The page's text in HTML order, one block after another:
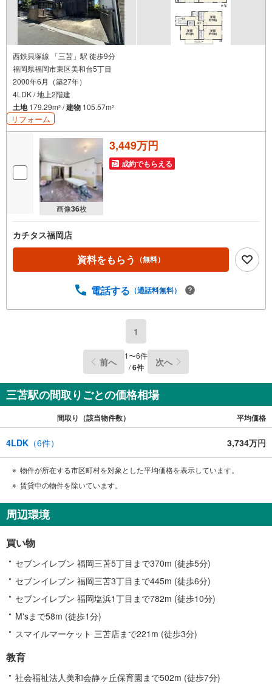
西鉄貝塚線 「三苫」駅 徒歩9分
福岡県福岡市東区美和台5丁目
2000年6月（築27年）
4LDK / 地上2階建
土地179.29m2 /建物 105.57m2
リフォーム
画像36枚
3,449万円
成約でもらえる
カチタス福岡店
資料をもらう （無料）
電話する （通話料無料）
1
前へ 1〜6件
/6件 次へ
三苫駅の間取りごとの価格相場
間取り（該当物件数） 平均価格
4LDK （6件） 3,734万円
物件が所在する市区町村を対象とした平均価格を表示しています。
賃貸中の物件を除いています。
周辺環境
買い物
セブンイレブン 福岡三苫5丁目まで370m (徒歩5分)
セブンイレブン 福岡三苫3丁目まで445m (徒歩6分)
セブンイレブン 福岡塩浜1丁目まで782m (徒歩10分)
M'sまで58m (徒歩1分)
スマイルマーケット 三苫店まで221m (徒歩3分)
教育
社会福祉法人美和会静ヶ丘保育園まで502m (徒歩7分)